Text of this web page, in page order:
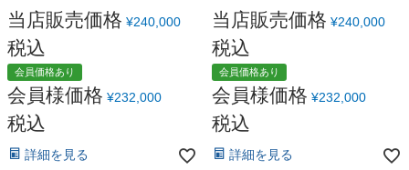
当店販売価格 ¥240,000
税込
会員価格あり
会員様価格 ¥232,000
税込
詳細を見る
当店販売価格 ¥240,000
税込
会員価格あり
会員様価格 ¥232,000
税込
詳細を見る